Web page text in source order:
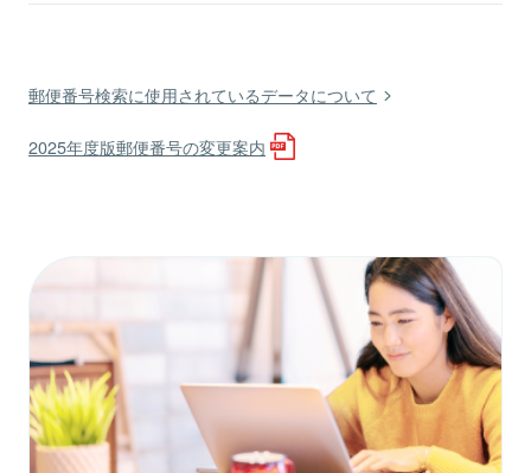
郵便番号検索に使用されているデータについて
2025年度版郵便番号の変更案内